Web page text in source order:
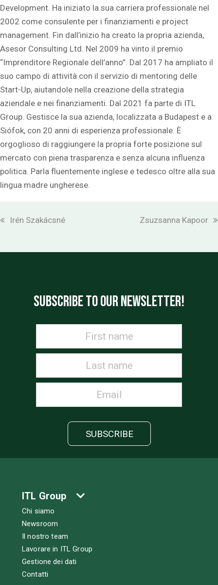
Development. Ha iniziato la sua carriera professionale nel
2002 come consulente per i finanziamenti e project
management. Fin dall’inizio ha creato la propria azienda,
Asesor Consulting Ltd. Nel 2009 ha vinto il premio
“Imprenditore Regionale dell’anno”. Dal 2017 ha ampliato il
suo campo di attività con il servizio di mentoring delle
Start-Up, aiutandole nella creazione della strategia
aziendale e nei finanziamenti. Dal 2021 fa parte di ITL
Group. Gestisce la sua azienda, localizzata a Budapest e a
Siófok, con 20 anni di esperienza professionale. È
orgoglioso di raggiungere la propria forte posizione sul
mercato con piena trasparenza e senza alcuna influenza
politica. Parla fluentemente inglese e tedesco oltre alla sua
lingua madre ungherese.
previous
Irén Szakácsné
next
Zsuzsanna Kapoor
SUBSCRIBE TO OUR NEWSLETTER!
ITL Group
Chi siamo
Newsroom
Il nostro team
Lavorare in ITL Group
Gestione dei dati
Contatti